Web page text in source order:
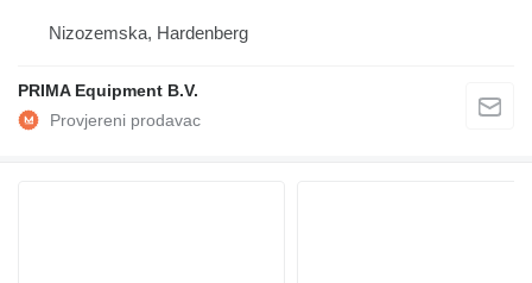
Nizozemska, Hardenberg
PRIMA Equipment B.V.